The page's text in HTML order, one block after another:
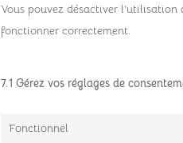
Vous pouvez désactiver
fonctionner correctement.
7.1 Gérez vos réglages de
Fonctionnel